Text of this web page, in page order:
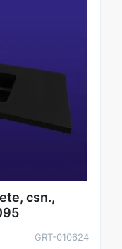
csn.,
GRT-010624